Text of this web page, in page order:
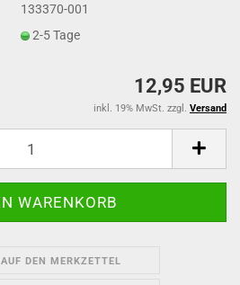
133370-001
2-5 Tage
12,95 EUR
inkl. 19% MwSt. zzgl. Versand
AUF DEN MERKZETTEL